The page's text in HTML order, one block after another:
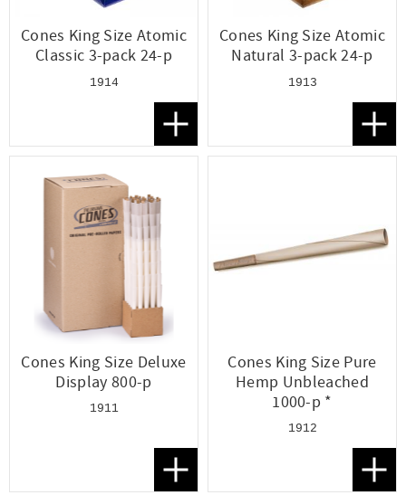
Cones King Size Atomic
Classic 3-pack 24-p
1914
Lägg till i favoriter
Cones King Size Atomic
Natural 3-pack 24-p
1913
Cones King Size Deluxe
Display 800-p
1911
Lägg till i favoriter
Cones King Size Pure
Hemp Unbleached
1000-p *
1912